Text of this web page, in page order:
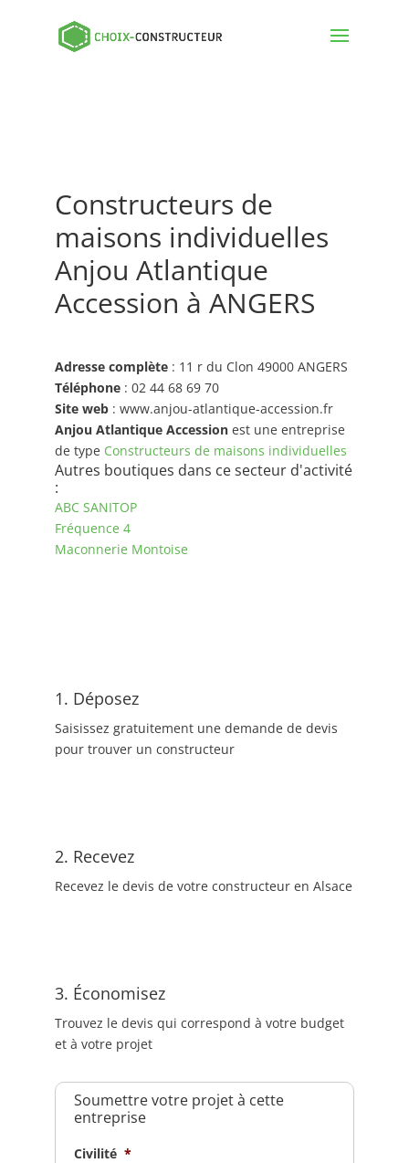
Constructeurs de
maisons individuelles
Anjou Atlantique
Accession à ANGERS
Adresse complète: 11 r du Clon 49000 ANGERS
Téléphone: 02 44 68 69 70
Site web: www.anjou-atlantique-accession.fr
Anjou Atlantique Accessionest une entreprise
de type Constructeurs de maisons individuelles
Autres boutiques dans ce secteur d'activité
:
ABC SANITOP
Fréquence 4
Maconnerie Montoise
1. Déposez
Saisissez gratuitement une demande de devis
pour trouver un constructeur
2. Recevez
Recevez le devis de votre constructeur en Alsace
3. Économisez
Trouvez le devis qui correspond à votre budget
et à votre projet
Soumettre votre projet à cette
entreprise
Civilité *